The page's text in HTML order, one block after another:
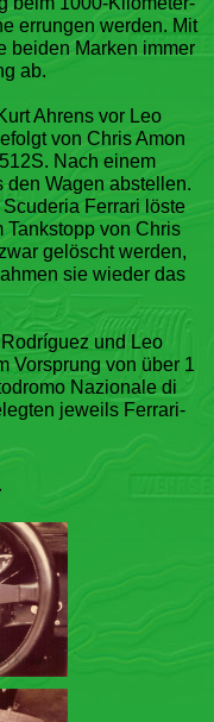
errungen werden. Mit
beiden Marken immer
ab.
Ahrens vor Leo
von Chris Amon
Nach einem
den Wagen abstellen.
Ferrari löste
Tankstopp von Chris
gelöscht werden,
sie wieder das
und Leo
Vorsprung von über 1
Nazionale di
jeweils Ferrari-